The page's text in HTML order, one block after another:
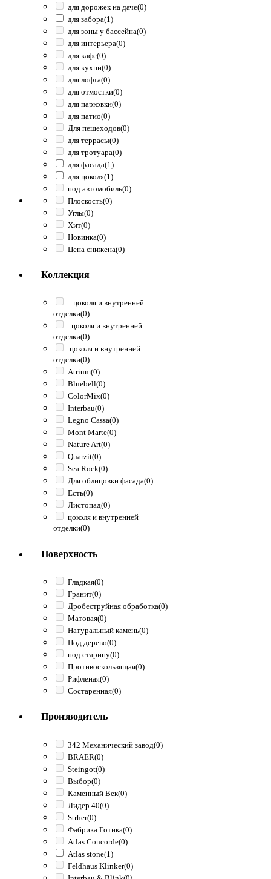
для дорожек на даче(0)
для забора(1)
для зоны у бассейна(0)
для интерьера(0)
для кафе(0)
для кухни(0)
для лофта(0)
для отмостки(0)
для парковки(0)
для патио(0)
Для пешеходов(0)
для террасы(0)
для тротуара(0)
для фасада(1)
для цоколя(1)
под автомобиль(0)
Плоскость(0)
Углы(0)
Хит(0)
Новинка(0)
Цена снижена(0)
Коллекция
цоколя и внутренней
отделки(0)
цоколя и внутренней
отделки(0)
цоколя и внутренней
отделки(0)
Atrium(0)
Bluebell(0)
ColorMix(0)
Interbau(0)
Legno Cassa(0)
Mont Marte(0)
Nature Art(0)
Quarzit(0)
Sea Rock(0)
Для облицовки фасада(0)
Есть(0)
Листопад(0)
цоколя и внутренней
отделки(0)
Поверхность
Гладкая(0)
Гранит(0)
Дробеструйная обработка(0)
Матовая(0)
Натуральный камень(0)
Под дерево(0)
под старину(0)
Противоскользящая(0)
Рифленая(0)
Состаренная(0)
Производитель
342 Механический завод(0)
BRAER(0)
Steingot(0)
Выбор(0)
Каменный Век(0)
Лидер 40(0)
Strher(0)
Фабрика Готика(0)
Atlas Concorde(0)
Atlas stone(1)
Feldhaus Klinker(0)